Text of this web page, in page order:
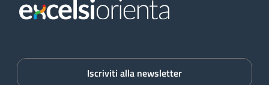
Iscriviti alla newsletter